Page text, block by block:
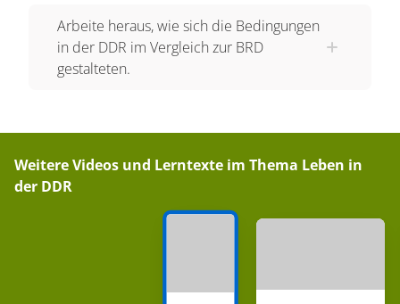
Arbeite heraus, wie sich die Bedingungen
in der DDR im Vergleich zur BRD
gestalteten.
Weitere Videos und Lerntexte im Thema Leben in
der DDR